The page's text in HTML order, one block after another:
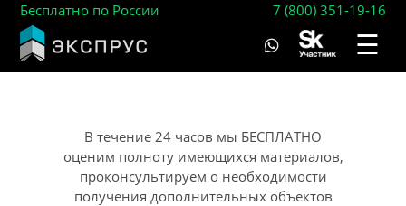
Бесплатно по России 7 (800) 351-19-16
☰
В течение 24 часов мы БЕСПЛАТНО
оценим полноту имеющихся материалов,
проконсультируем о необходимости
получения дополнительных объектов